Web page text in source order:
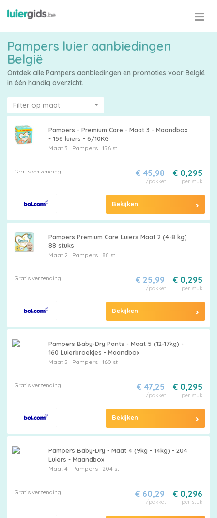
Kies
maat
Pampers
Extra
Pampers luier aanbiedingen
België
Ontdek alle Pampers aanbiedingen en promoties voor België
in één handig overzicht.
Filter op maat
Pampers - Premium Care - Maat 3 - Maandbox
- 156 luiers - 6/10KG
Maat 3 Pampers156 st
Gratis verzending € 0,295
per stuk
€ 45,98
/pakket
Bekijken
Pampers Premium Care Luiers Maat 2 (4-8 kg)
88 stuks
Maat 2 Pampers88 st
Gratis verzending € 0,295
per stuk
€ 25,99
/pakket
Bekijken
Pampers Baby-Dry Pants - Maat 5 (12-17kg) -
160 Luierbroekjes - Maandbox
Maat 5 Pampers160 st
Gratis verzending € 0,295
per stuk
€ 47,25
/pakket
Bekijken
Pampers Baby-Dry - Maat 4 (9kg - 14kg) - 204
Luiers - Maandbox
Maat 4 Pampers204 st
Gratis verzending € 0,296
per stuk
€ 60,29
/pakket